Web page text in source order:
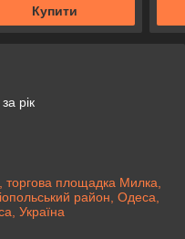
Купити
рік
площадка Милка,
район, Одеса,
Україна